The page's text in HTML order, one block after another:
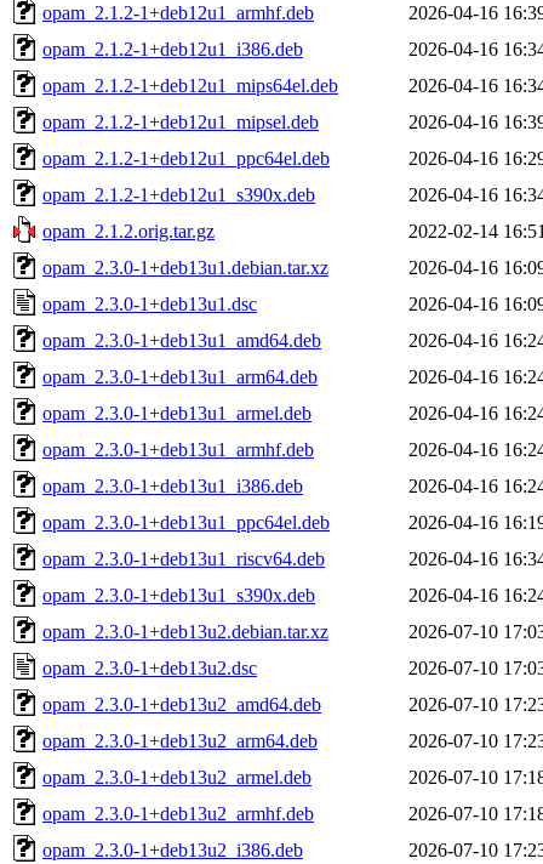
opam_2.1.2-1+deb12u1_armhf.deb
2026-04-16
opam_2.1.2-1+deb12u1_i386.deb
2026-04-16
opam_2.1.2-1+deb12u1_mips64el.deb
2026-04-16
opam_2.1.2-1+deb12u1_mipsel.deb
2026-04-16
opam_2.1.2-1+deb12u1_ppc64el.deb
2026-04-16
opam_2.1.2-1+deb12u1_s390x.deb
2026-04-16
opam_2.1.2.orig.tar.gz
2022-02-14
opam_2.3.0-1+deb13u1.debian.tar.xz
2026-04-16
opam_2.3.0-1+deb13u1.dsc
2026-04-16
opam_2.3.0-1+deb13u1_amd64.deb
2026-04-16
opam_2.3.0-1+deb13u1_arm64.deb
2026-04-16
opam_2.3.0-1+deb13u1_armel.deb
2026-04-16
opam_2.3.0-1+deb13u1_armhf.deb
2026-04-16
opam_2.3.0-1+deb13u1_i386.deb
2026-04-16
opam_2.3.0-1+deb13u1_ppc64el.deb
2026-04-16
opam_2.3.0-1+deb13u1_riscv64.deb
2026-04-16
opam_2.3.0-1+deb13u1_s390x.deb
2026-04-16
opam_2.3.0-1+deb13u2.debian.tar.xz
2026-07-10
opam_2.3.0-1+deb13u2.dsc
2026-07-10
opam_2.3.0-1+deb13u2_amd64.deb
2026-07-10
opam_2.3.0-1+deb13u2_arm64.deb
2026-07-10
opam_2.3.0-1+deb13u2_armel.deb
2026-07-10
opam_2.3.0-1+deb13u2_armhf.deb
2026-07-10
opam_2.3.0-1+deb13u2_i386.deb
2026-07-10